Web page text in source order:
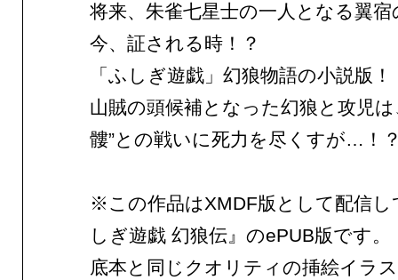
将来、朱雀七星士の一人となる翼宿
今、証される時！？
「ふしぎ遊戯」幻狼物語の小説版！
山賊の頭候補となった幻狼と攻児は
髏”との戦いに死力を尽くすが…！
※この作品はXMDF版として配信し
しぎ遊戯 幻狼伝』のePUB版です。
底本と同じクオリティの挿絵イラ